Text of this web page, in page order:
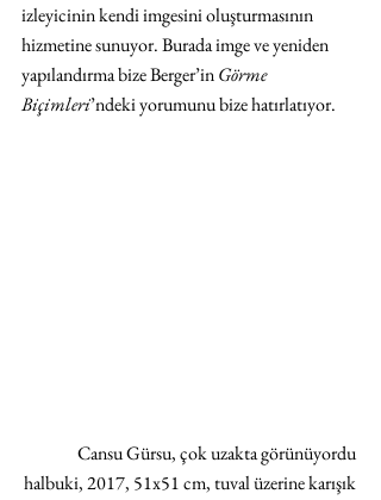
izleyicinin kendi imgesini oluşturmasının
hizmetine sunuyor. Burada imge ve yeniden
yapılandırma bize Berger’in Görme
Biçimleri’ndeki yorumunu bize hatırlatıyor.
Cansu Gürsu, çok uzakta görünüyordu
halbuki, 2017, 51x51 cm, tuval üzerine karışık